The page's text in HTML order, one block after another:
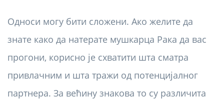
Односи могу бити сложени. Ако желите да
знате како да натерате мушкарца Рака да вас
прогони, корисно је схватити шта сматра
привлачним и шта тражи од потенцијалног
партнера. За већину знакова то су различита